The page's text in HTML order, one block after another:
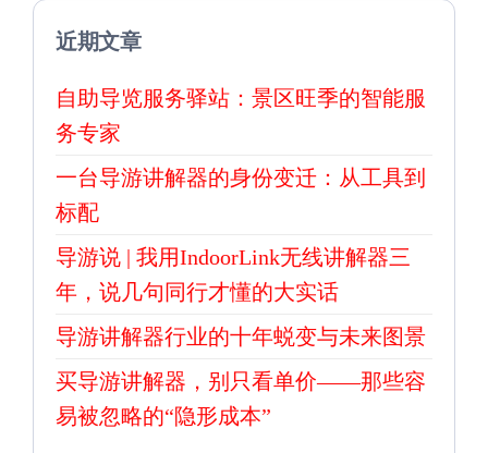
近期文章
自助导览服务驿站：景区旺季的智能服
务专家
一台导游讲解器的身份变迁：从工具到
标配
导游说 | 我用IndoorLink无线讲解器三
年，说几句同行才懂的大实话
导游讲解器行业的十年蜕变与未来图景
买导游讲解器，别只看单价——那些容
易被忽略的“隐形成本”